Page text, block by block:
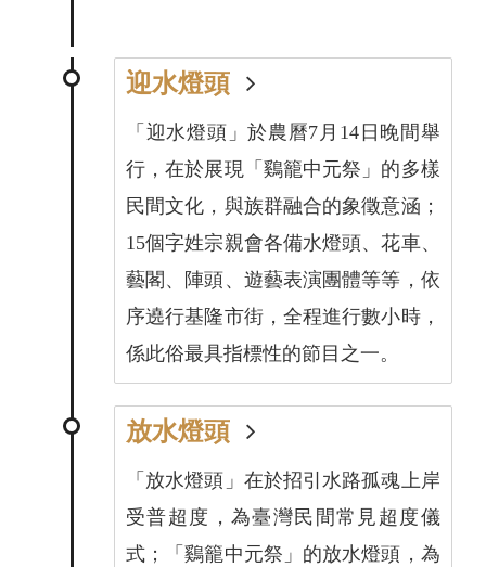
迎水燈頭
「迎水燈頭」於農曆7月14日晚間舉
行，在於展現「鷄籠中元祭」的多樣
民間文化，與族群融合的象徵意涵；
15個字姓宗親會各備水燈頭、花車、
藝閣、陣頭、遊藝表演團體等等，依
序遶行基隆市街，全程進行數小時，
係此俗最具指標性的節目之一。
放水燈頭
「放水燈頭」在於招引水路孤魂上岸
受普超度，為臺灣民間常見超度儀
式；「鷄籠中元祭」的放水燈頭，為